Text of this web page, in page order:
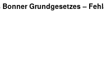
Grundgesetzes –